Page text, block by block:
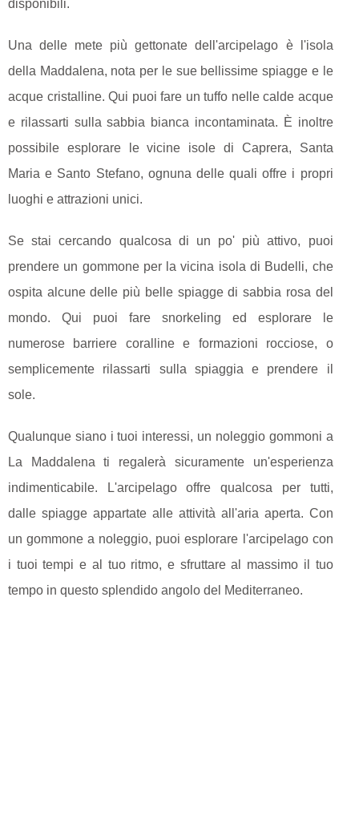
disponibili.
Una delle mete più gettonate dell'arcipelago è l'isola
della Maddalena, nota per le sue bellissime spiagge e le
acque cristalline. Qui puoi fare un tuffo nelle calde acque
e rilassarti sulla sabbia bianca incontaminata. È inoltre
possibile esplorare le vicine isole di Caprera, Santa
Maria e Santo Stefano, ognuna delle quali offre i propri
luoghi e attrazioni unici.
Se stai cercando qualcosa di un po' più attivo, puoi
prendere un gommone per la vicina isola di Budelli, che
ospita alcune delle più belle spiagge di sabbia rosa del
mondo. Qui puoi fare snorkeling ed esplorare le
numerose barriere coralline e formazioni rocciose, o
semplicemente rilassarti sulla spiaggia e prendere il
sole.
Qualunque siano i tuoi interessi, un noleggio gommoni a
La Maddalena ti regalerà sicuramente un'esperienza
indimenticabile. L'arcipelago offre qualcosa per tutti,
dalle spiagge appartate alle attività all'aria aperta. Con
un gommone a noleggio, puoi esplorare l'arcipelago con
i tuoi tempi e al tuo ritmo, e sfruttare al massimo il tuo
tempo in questo splendido angolo del Mediterraneo.